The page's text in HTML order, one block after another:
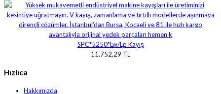
SPC*5250*Lw/Lp Kayış
11.752,29 TL
Hızlıca
Hakkımızda